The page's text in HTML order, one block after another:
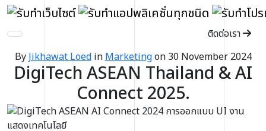
ติดต่อเรา
By Jikhawat LoedinMarketingon 30 November 2024
DigiTech ASEAN Thailand & AI
Connect 2025.